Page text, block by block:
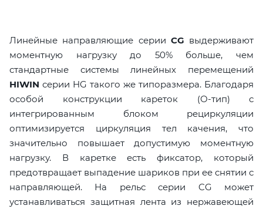
Линейные направляющие серии CG выдерживают
моментную нагрузку до 50% больше, чем
стандартные системы линейных перемещений
HIWIN серии HG такого же типоразмера. Благодаря
особой конструкции кареток (О-тип) с
интегрированным блоком рециркуляции
оптимизируется циркуляция тел качения, что
значительно повышает допустимую моментную
нагрузку. В каретке есть фиксатор, который
предотвращает выпадение шариков при ее снятии с
направляющей. На рельс серии CG может
устанавливаться защитная лента из нержавеющей